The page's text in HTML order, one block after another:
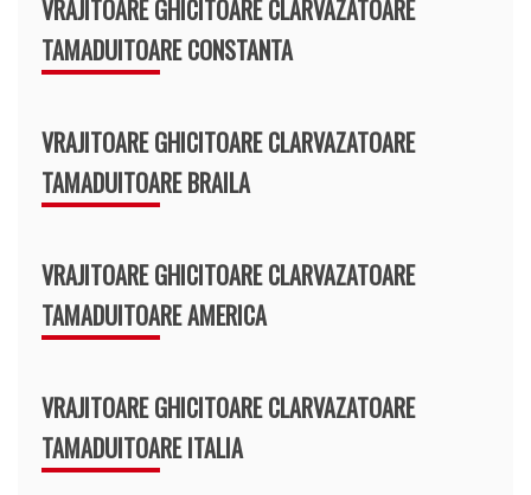
VRAJITOARE GHICITOARE CLARVAZATOARE
TAMADUITOARE CONSTANTA
VRAJITOARE GHICITOARE CLARVAZATOARE
TAMADUITOARE BRAILA
VRAJITOARE GHICITOARE CLARVAZATOARE
TAMADUITOARE AMERICA
VRAJITOARE GHICITOARE CLARVAZATOARE
TAMADUITOARE ITALIA